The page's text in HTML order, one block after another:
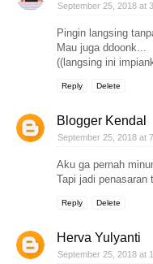
September 25, 2018 at
Pingin langsing
Mau juga ddoonk...
((langsing ini
Reply Delete
Blogger Kendal
September 25, 2018 at
Aku ga pernah
Tapi jadi penasaran
Reply Delete
Herva Yulyanti
September 25, 2018 at